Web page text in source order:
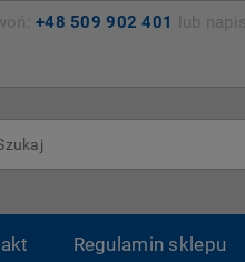
+48 509 902 401 lub
Regulamin sklepu